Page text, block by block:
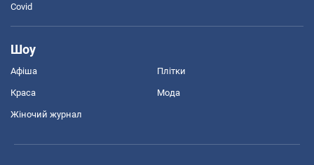
Covid
Шоу
Афіша Плітки
Краса Мода
Жіночий журнал